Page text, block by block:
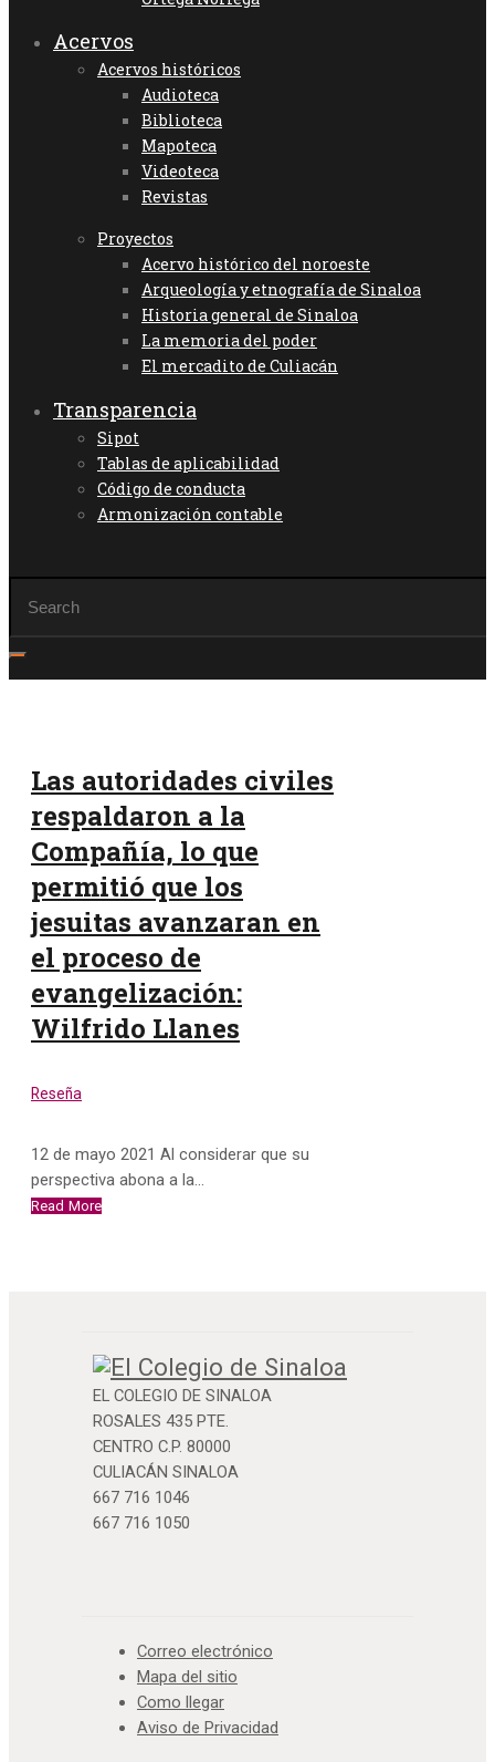
Acervos
Acervos históricos
Audioteca
Biblioteca
Mapoteca
Videoteca
Revistas
Proyectos
Acervo histórico del noroeste
Arqueología y etnografía de Sinaloa
Historia general de Sinaloa
La memoria del poder
El mercadito de Culiacán
Transparencia
Sipot
Tablas de aplicabilidad
Código de conducta
Armonización contable
Las autoridades civiles
respaldaron a la
Compañía, lo que
permitió que los
jesuitas avanzaran en
el proceso de
evangelización:
Wilfrido Llanes
Reseña
12 de mayo 2021 Al considerar que su
perspectiva abona a la…
Read More
EL COLEGIO DE SINALOA
ROSALES 435 PTE.
CENTRO C.P. 80000
CULIACÁN SINALOA
667 716 1046
667 716 1050
Correo electrónico
Mapa del sitio
Como llegar
Aviso de Privacidad